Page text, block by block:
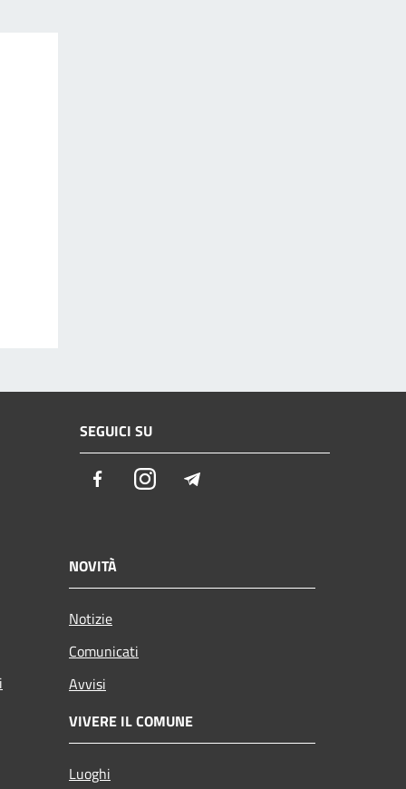
SEGUICI SU
FacebookInstagram
NOVITÀ
Notizie
Comunicati
Avvisi
VIVERE IL COMUNE
Luoghi